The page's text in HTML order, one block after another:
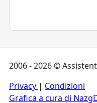
2006 - 2026 ©
Privacy | Condizioni
Grafica a cura di